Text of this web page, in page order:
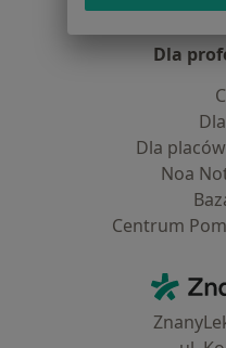
Blog
Dla
Dla
Noa
Centrum